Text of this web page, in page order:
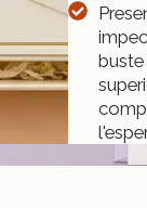
buste